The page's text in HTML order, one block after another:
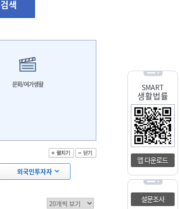
SMART
생활법률
앱 다운로드
설문조사
검색
문화/여가생활
외국인투자자